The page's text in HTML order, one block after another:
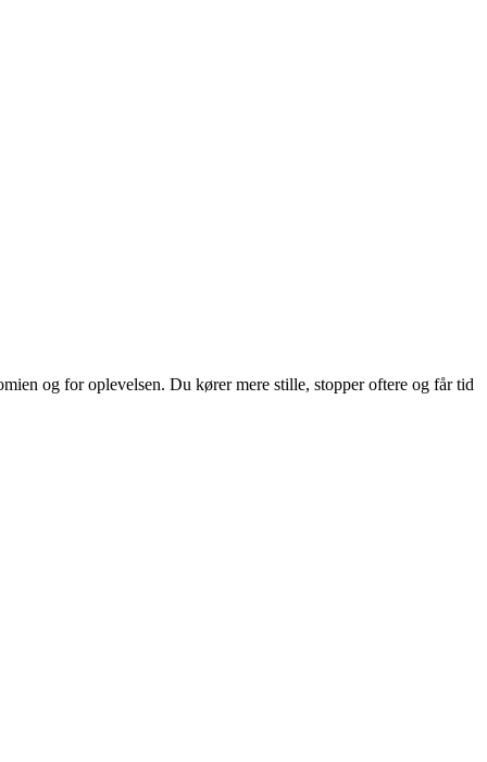
og for oplevelsen. Du kører mere stille, stopper oftere og får tid